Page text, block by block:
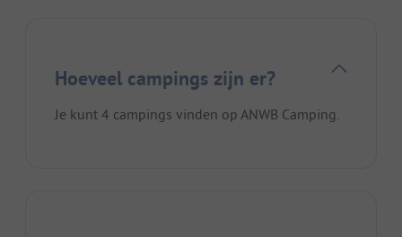
Hoeveel campings zijn er?
Je kunt 4 campings vinden op ANWB Camping.